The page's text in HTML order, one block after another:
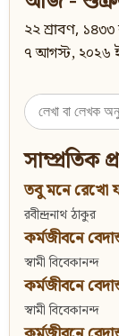
২২ শ্রাবণ, ১৪৩৩
৭ আগস্ট, ২০২৬
Search
for:
সাম্প্রতিক
তবু মনে রেখো
রবীন্দ্রনাথ ঠাকুর
কর্মজীবনে
স্বামী বিবেকানন্দ
কর্মজীবনে
স্বামী বিবেকানন্দ